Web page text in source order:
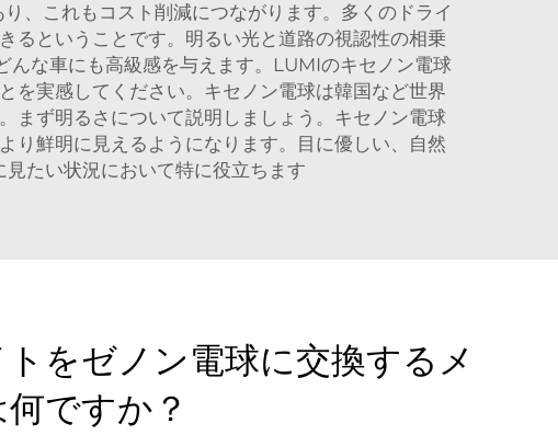
、これもコスト削減につながります。多くのドライ
るということです。明るい光と道路の視認性の相乗
な車にも高級感を与えます。LUMIのキセノン電球
を実感してください。キセノン電球は韓国など世界
まず明るさについて説明しましょう。キセノン電球
り鮮明に見えるようになります。目に優しい、自然
たい状況において特に役立ちます
をゼノン電球に交換するメ
ですか？